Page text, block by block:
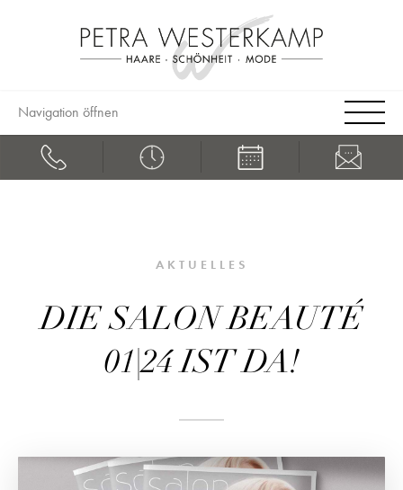
Navigation öffnen
AKTUELLES
DIE SALON BEAUTÉ
01|24 IST DA!